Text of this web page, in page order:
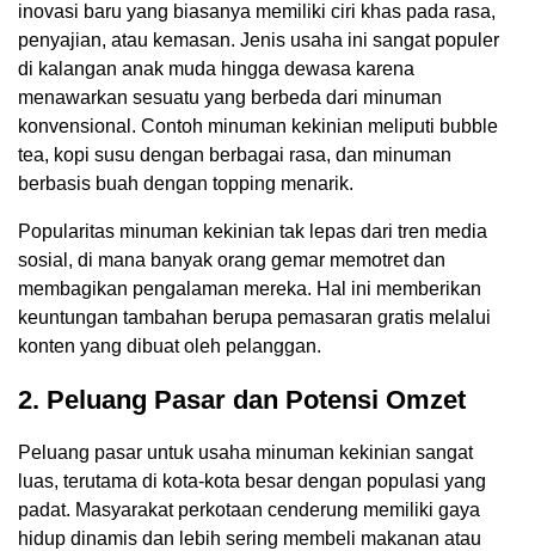
inovasi baru yang biasanya memiliki ciri khas pada rasa,
penyajian, atau kemasan. Jenis usaha ini sangat populer
di kalangan anak muda hingga dewasa karena
menawarkan sesuatu yang berbeda dari minuman
konvensional. Contoh minuman kekinian meliputi bubble
tea, kopi susu dengan berbagai rasa, dan minuman
berbasis buah dengan topping menarik.
Popularitas minuman kekinian tak lepas dari tren media
sosial, di mana banyak orang gemar memotret dan
membagikan pengalaman mereka. Hal ini memberikan
keuntungan tambahan berupa pemasaran gratis melalui
konten yang dibuat oleh pelanggan.
2. Peluang Pasar dan Potensi Omzet
Peluang pasar untuk usaha minuman kekinian sangat
luas, terutama di kota-kota besar dengan populasi yang
padat. Masyarakat perkotaan cenderung memiliki gaya
hidup dinamis dan lebih sering membeli makanan atau